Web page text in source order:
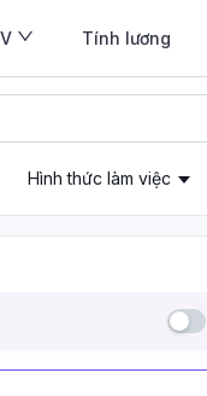
Tính lương
Hình thức làm việc